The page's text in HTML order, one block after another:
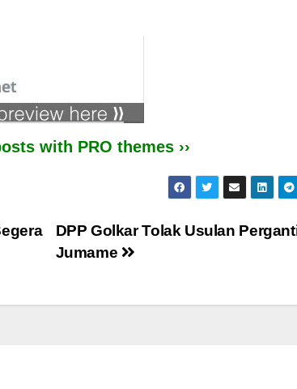
with PRO themes ››
DPP Golkar Tolak Usulan
Jumame